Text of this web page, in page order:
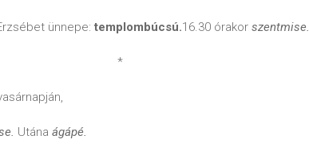
ünnepe: templombúcsú.16.30 órakor szentmise.
*
Utána ágápé.